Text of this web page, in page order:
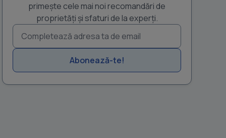
primește cele mai noi recomandări de
proprietăți și sfaturi de la experți.
Abonează-te!